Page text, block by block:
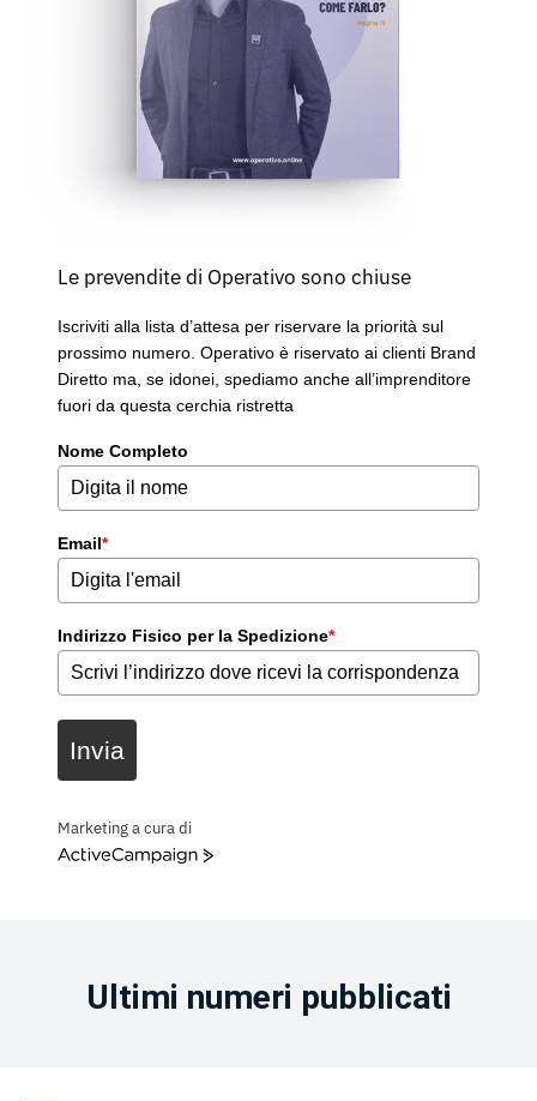
Le prevendite di Operativo sono chiuse
Iscriviti alla lista d’attesa per riservare la priorità sul
prossimo numero. Operativo è riservato ai clienti Brand
Diretto ma, se idonei, spediamo anche all’imprenditore
fuori da questa cerchia ristretta
Nome Completo
Email*
Indirizzo Fisico per la Spedizione*
Invia
Marketing a cura di
ActiveCampaign
Ultimi numeri pubblicati